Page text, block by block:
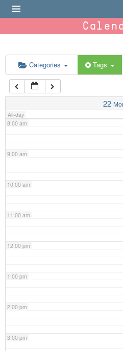
Categories Tags
22
All-day
6:00 am
7:00 am
8:00 am
9:00 am
10:00 am
11:00 am
12:00 pm
1:00 pm
2:00 pm
3:00 pm